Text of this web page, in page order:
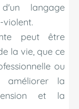
langage
violent.
peut être
la vie, que ce
ou
améliorer la
et la